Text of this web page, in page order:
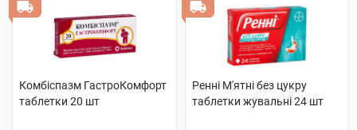
Комбіспазм ГастроКомфорт
таблетки 20 шт
Ренні М'ятні без цукру
таблетки жувальні 24 шт